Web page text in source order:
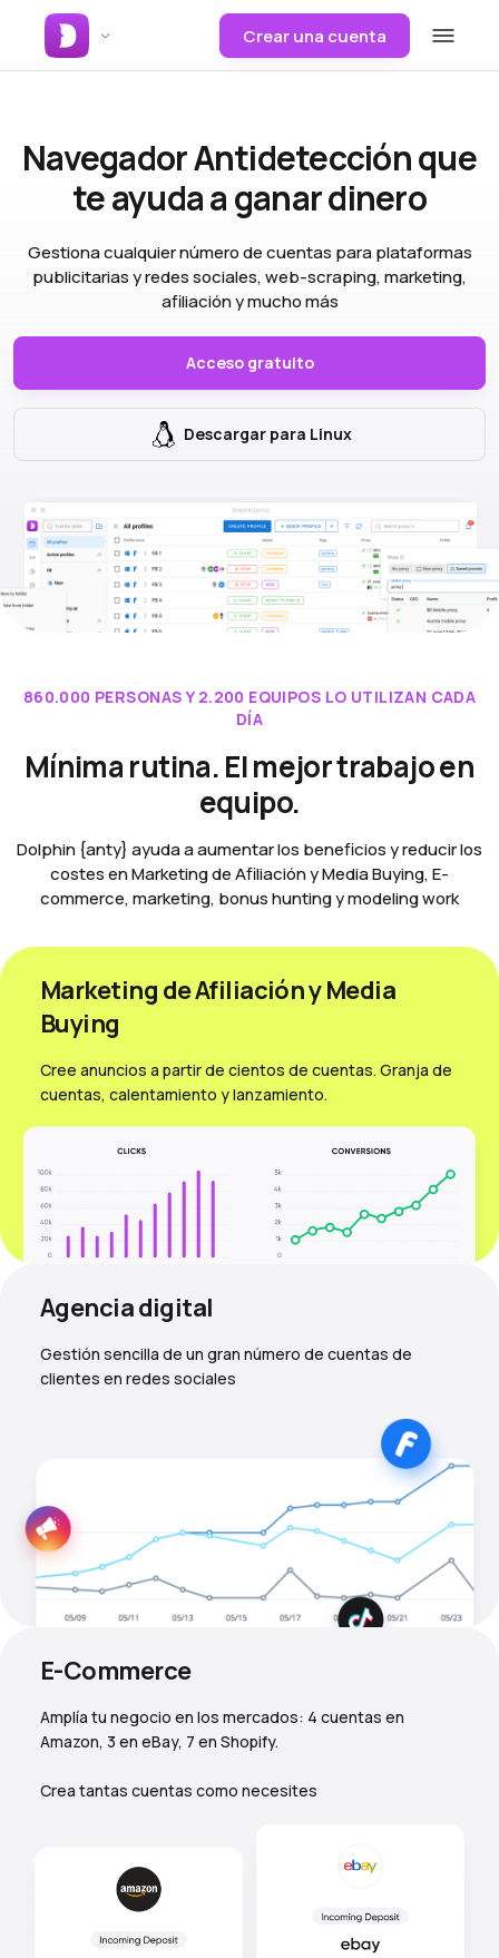
Crear una cuenta
Navegador Antidetecciónque
te ayuda a ganar dinero
Gestiona cualquier número de cuentas para plataformas
publicitarias y redes sociales, web-scraping, marketing,
afiliación y mucho más
Acceso gratuito
Descargar para Linux
860.000 PERSONAS Y 2.200 EQUIPOS LO UTILIZAN CADA
DÍA
Mínima rutina. El mejor trabajo en
equipo.
Dolphin {anty} ayuda a aumentar los beneficios y reducir los
costes en Marketing de Afiliación y Media Buying, E-
commerce, marketing, bonus hunting y modeling work
Marketing de Afiliación y Media
Вuying
Cree anuncios a partir de cientos de cuentas. Granja de
cuentas, calentamiento y lanzamiento.
Agencia digital
Gestión sencilla de un gran número de cuentas de
clientes en redes sociales
E-Commerce
Amplía tu negocio en los mercados: 4 cuentas en
Amazon, 3 en eBay, 7 en Shopify.
Crea tantas cuentas como necesites